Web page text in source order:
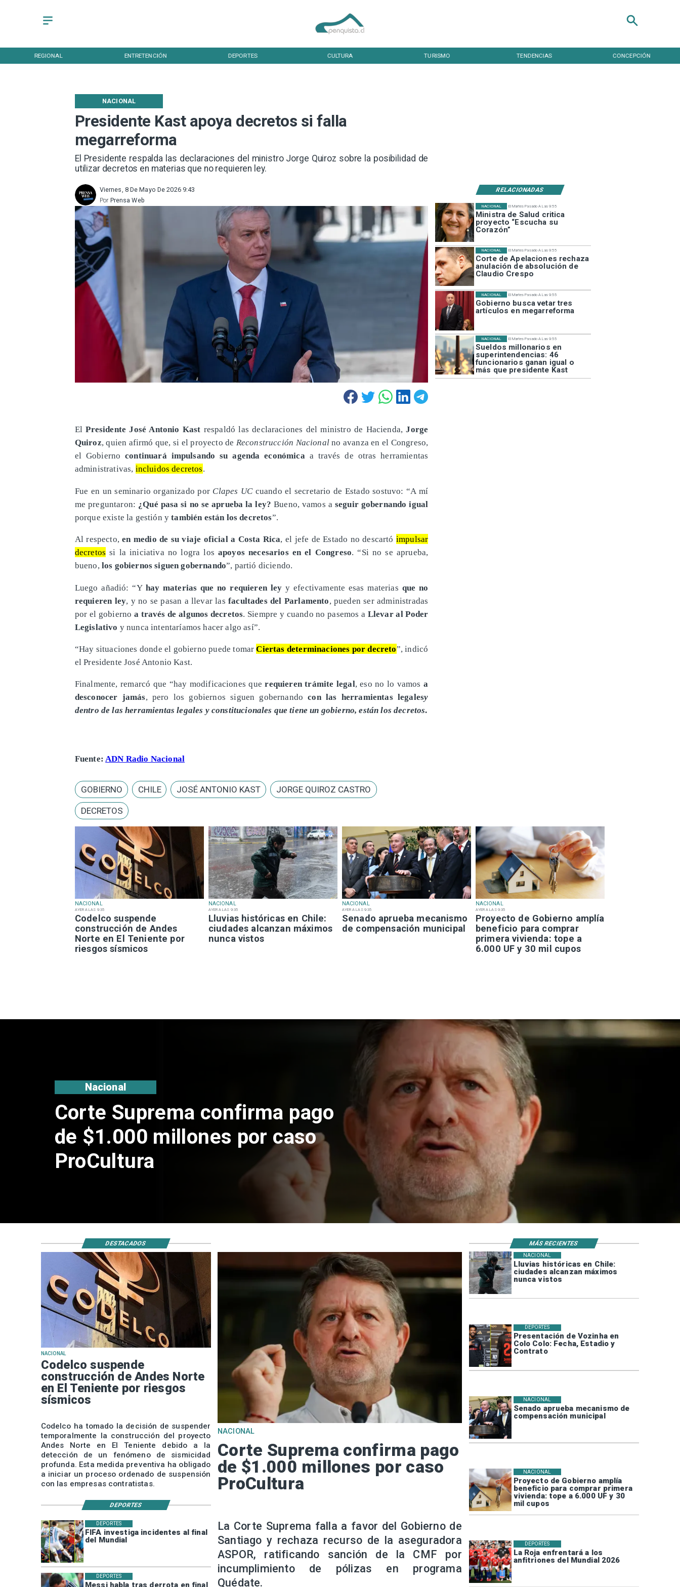
REGIONAL ENTRETENCIÓN DEPORTES CULTURA TURISMO TENDENCIAS CONCEPCIÓN
Presidente Kast apoya decretos si falla
megarreforma
El Presidente respalda las declaraciones del ministro Jorge Quiroz sobre la posibilidad de
utilizar decretos en materias que no requieren ley.
NACIONAL
RELACIONADAS
Viernes, 8 De Mayo De 2026 9:43
Prensa Web
Por
NACIONAL
AYER A LAS 9:35
Codelco suspende
construcción de Andes
Norte en El Teniente por
riesgos sísmicos
NACIONAL
AYER A LAS 9:35
Lluvias históricas en Chile:
ciudades alcanzan máximos
nunca vistos
NACIONAL
AYER A LAS 9:35
Senado aprueba mecanismo
de compensación municipal
NACIONAL
AYER A LAS 9:35
Proyecto de Gobierno amplía
beneficio para comprar
primera vivienda: tope a
6.000 UF y 30 mil cupos
El Martes Pasado A Las 9:55
Ministra de Salud critica
proyecto “Escucha su
Corazón”
NACIONAL
El Martes Pasado A Las 9:55
Corte de Apelaciones rechaza
anulación de absolución de
Claudio Crespo
NACIONAL
El Martes Pasado A Las 9:55
Gobierno busca vetar tres
artículos en megarreforma
NACIONAL
El Martes Pasado A Las 9:55
Sueldos millonarios en
superintendencias: 46
funcionarios ganan igual o
más que presidente Kast
NACIONAL
ElPresidente José Antonio Kast respaldó las declaraciones del ministro de Hacienda,Jorge
Quiroz, quien afirmó que, si el proyecto de Reconstrucción Nacionalno avanza en el Congreso,
el Gobiernocontinuará impulsando su agenda económicaa través de otras herramientas
administrativas, incluidos decretos.
Fue en un seminario organizado por Clapes UC cuando el secretario de Estado sostuvo: “A mí
me preguntaron: ¿Qué pasa si no se aprueba la ley? Bueno, vamos a seguir gobernando igual
porque existe la gestión ytambién están los decretos”.
Al respecto,en medio de su viaje oficial a Costa Rica, el jefe de Estado no descartó impulsar
decretos si la iniciativa no logra los apoyos necesarios en el Congreso. “Si no se aprueba,
bueno, los gobiernos siguen gobernando”, partió diciendo.
Luego añadió: “Y hay materias que no requieren ley y efectivamente esas materias que no
requieren ley, y no se pasan a llevar lasfacultades del Parlamento, pueden ser administradas
por el gobierno a través de algunos decretos. Siempre y cuando no pasemos a Llevar al Poder
Legislativo y nunca intentaríamos hacer algo así”.
“Hay situaciones donde el gobierno puede tomarCiertas determinaciones por decreto”, indicó
el Presidente José Antonio Kast.
Finalmente, remarcó que “hay modificaciones querequieren trámite legal, eso no lo vamosa
desconocer jamás, pero los gobiernos siguen gobernandocon las herramientas legalesy
dentro de las herramientas legales y constitucionales que tiene un gobierno, están los decretos.
Fuente: ADN Radio Nacional
GOBIERNO CHILE JOSÉ ANTONIO KAST JORGE QUIROZ CASTRO
DECRETOS
Codelco suspende construcción
de Andes Norte en El Teniente
por riesgos sísmicos
Nacional
Lluvias históricas en Chile:
ciudades alcanzan máximos
nunca vistos
NACIONAL
Presentación de Vozinha en
Colo Colo: Fecha, Estadio y
Contrato
DEPORTES
Senado aprueba mecanismo de
compensación municipal
NACIONAL
Proyecto de Gobierno amplía
beneficio para comprar primera
vivienda: tope a 6.000 UF y 30
mil cupos
NACIONAL
La Roja enfrentará a los
anfitriones del Mundial 2026
DEPORTES
FIFA investiga incidentes al final
del Mundial
DEPORTES
Messi habla tras derrota en final
DEPORTES
NACIONAL
Codelco suspende
construcción de Andes Norte
en El Teniente por riesgos
sísmicos
Codelco ha tomado la decisión de suspender
temporalmente la construcción del proyecto
Andes Norte en El Teniente debido a la
detección de un fenómeno de sismicidad
profunda. Esta medida preventiva ha obligado
a iniciar un proceso ordenado de suspensión
con las empresas contratistas.
NACIONAL
Corte Suprema confirma pago
de $1.000 millones por caso
ProCultura
La Corte Suprema falla a favor del Gobierno de
Santiago y rechaza recurso de la aseguradora
ASPOR, ratificando sanción de la CMF por
incumplimiento de pólizas en programa
Quédate.
DESTACADOS MÁS RECIENTES
DEPORTES